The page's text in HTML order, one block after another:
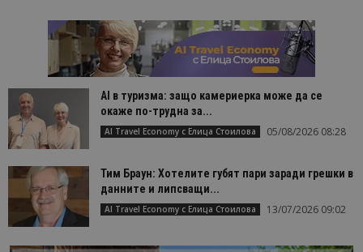
AI в туризма: защо камериерка може да се
окаже по-трудна за...
AI Travel Economy с Елица Стоилова 05/08/2026 08:28
Тим Браун: Хотелите губят пари заради грешки в
данните и липсващи...
AI Travel Economy с Елица Стоилова 13/07/2026 09:02